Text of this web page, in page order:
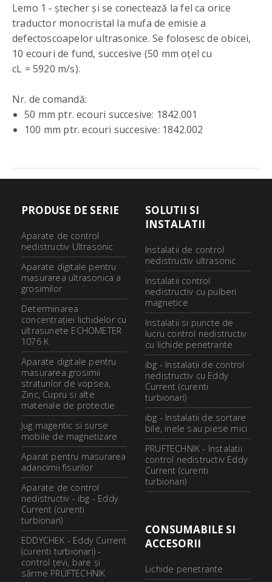
Lemo 1 ‑ ştecher şi se conectează la fel ca orice
traductor monocristal la mufa de emisie a
defectoscoapelor ultrasonice. Se folosesc de obicei,
10 ecouri de fund, succesive (50 mm oţel cu
cL = 5920 m/s).
Nr. de comandă:
50 mm ptr. ecouri succesive: 1842.001
100 mm ptr. ecouri succesive: 1842.002
PRODUSE DE SERIE
Aparate de control
nedistructiv Ultrasonic
Aparate digitale pentru
masurarea ultrasonica a
grosimilor
Determinarea
concentraţiei lichidelor cu
ultrasunete ECHOMETER
1076 K
Aparate digitale pentru
masurarea grosimii
straturilor de vopsea,
Zinc, Cupru si alte
materiale de protectie
Jug magentic si surse
mobile de magnetizare
Aparat pentru masurarea
adancimii fisurilor
Aparate de control
nedistructiv - ibg - Eddy
Current (curenti
turbionari)
EDDYCHEK - Eddy Current
(curenti turbionari) -
control ţevi, bare şi
sârme PRÜFTECHNIK
SOLUTII SI
INSTALATII
Instalatii de control
nedistructiv ultrasonic
Instalatii control
nedistructiv cu pulberi
magnetice
Instalatii si puncte de
lucru control nedistructiv
cu lichide penetrante
ibg - Instalatii de control
nedistructiv cu Eddy
Current (curenti
turbionari)
ibg - Instalatii de sortare
bile, inele sau piese mici
PRUFTECHNIK - Instalatii
control nedistructiv Eddy
Current (curenti
turbionari)
CONSUMABILE SI
ACCESORII
Lichide penetrante